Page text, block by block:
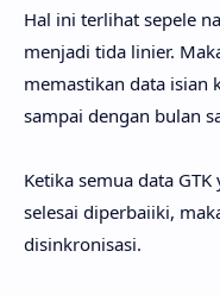
Hal ini terlihat sepele
menjadi tida linier.
memastikan data isian
sampai dengan bulan
Ketika semua data
selesai diperbaiiki,
disinkronisasi.